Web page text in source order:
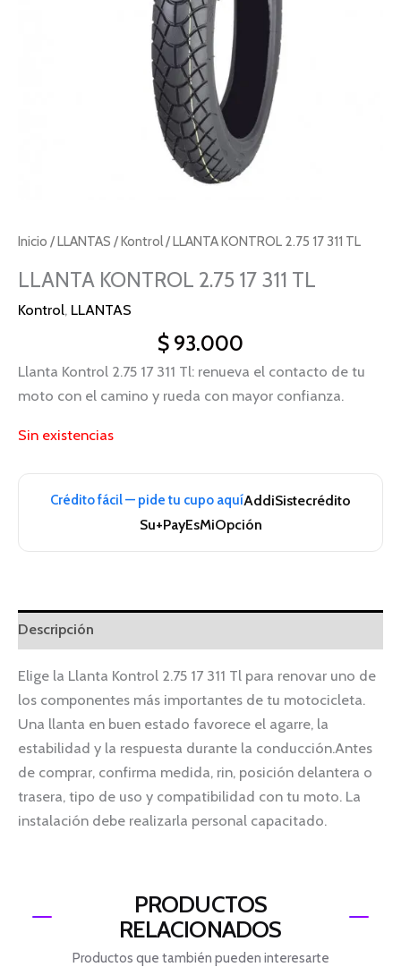
Inicio /LLANTAS /Kontrol/ LLANTA KONTROL 2.75 17 311 TL
LLANTA KONTROL 2.75 17 311 TL
Kontrol, LLANTAS
$ 93.000
Llanta Kontrol 2.75 17 311 Tl: renueva el contacto de tu
moto con el camino y rueda con mayor confianza.
Sin existencias
Crédito fácil — pide tu cupo aquíAddiSistecrédito
Su+PayEsMiOpción
Descripción
Elige la Llanta Kontrol 2.75 17 311 Tl para renovar uno de
los componentes más importantes de tu motocicleta.
Una llanta en buen estado favorece el agarre, la
estabilidad y la respuesta durante la conducción.Antes
de comprar, confirma medida, rin, posición delantera o
trasera, tipo de uso y compatibilidad con tu moto. La
instalación debe realizarla personal capacitado.
PRODUCTOS
RELACIONADOS
Productos que también pueden interesarte